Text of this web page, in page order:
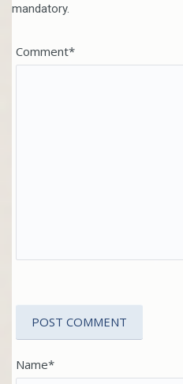
mandatory.
Comment*
Name*